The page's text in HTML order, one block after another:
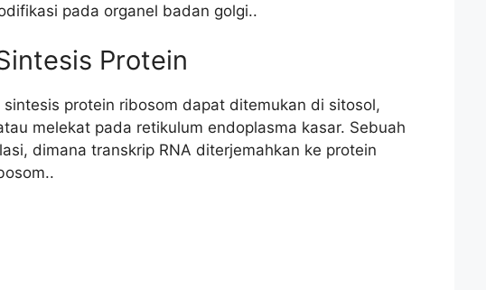
pada organel badan golgi..
Protein
protein ribosom dapat ditemukan di sitosol,
melekat pada retikulum endoplasma kasar. Sebuah
dimana transkrip RNA diterjemahkan ke protein